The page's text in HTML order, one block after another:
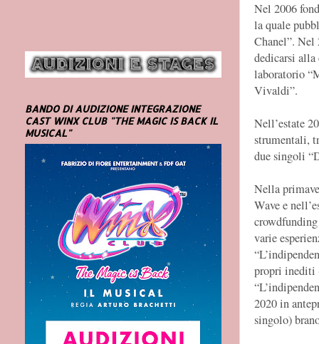
Nel 2006
la quale
Chanel”. Nel
dedicarsi alla
laboratorio
Vivaldi”.
Nell’estate
strumentali,
due singoli
Nella
Wave e
varie
propri inediti
2020 in
singolo)
BANDO DI AUDIZIONE INTEGRAZIONE
CAST WINX CLUB "THE MAGIC IS BACK IL
MUSICAL"